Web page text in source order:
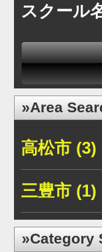
スクール
»Area
高松市 (3)
三豊市 (1)
»Category